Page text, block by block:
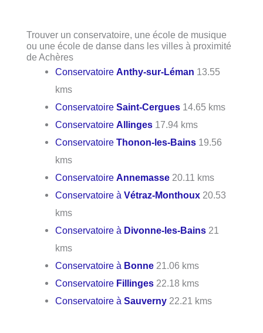
Trouver un conservatoire, une école de musique
ou une école de danse dans les villes à proximité
de Achères
ConservatoireAnthy-sur-Léman 13.55
kms
ConservatoireSaint-Cergues 14.65 kms
ConservatoireAllinges 17.94 kms
ConservatoireThonon-les-Bains 19.56
kms
ConservatoireAnnemasse 20.11 kms
Conservatoire àVétraz-Monthoux 20.53
kms
Conservatoire à Divonne-les-Bains 21
kms
Conservatoire à Bonne 21.06 kms
Conservatoire Fillinges 22.18 kms
Conservatoire àSauverny 22.21 kms